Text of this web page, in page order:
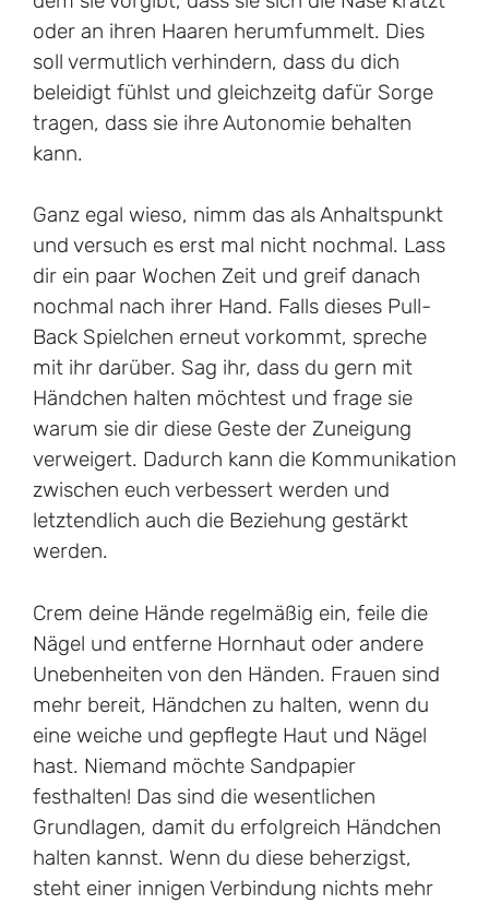
oder an ihren Haaren herumfummelt. Dies
soll vermutlich verhindern, dass du dich
beleidigt fühlst und gleichzeitg dafür Sorge
tragen, dass sie ihre Autonomie behalten
kann.
Ganz egal wieso, nimm das als Anhaltspunkt
und versuch es erst mal nicht nochmal. Lass
dir ein paar Wochen Zeit und greif danach
nochmal nach ihrer Hand. Falls dieses Pull-
Back Spielchen erneut vorkommt, spreche
mit ihr darüber. Sag ihr, dass du gern mit
Händchen halten möchtest und frage sie
warum sie dir diese Geste der Zuneigung
verweigert. Dadurch kann die Kommunikation
zwischen euch verbessert werden und
letztendlich auch die Beziehung gestärkt
werden.
Crem deine Hände regelmäßig ein, feile die
Nägel und entferne Hornhaut oder andere
Unebenheiten von den Händen. Frauen sind
mehr bereit, Händchen zu halten, wenn du
eine weiche und gepflegte Haut und Nägel
hast. Niemand möchte Sandpapier
festhalten! Das sind die wesentlichen
Grundlagen, damit du erfolgreich Händchen
halten kannst. Wenn du diese beherzigst,
steht einer innigen Verbindung nichts mehr